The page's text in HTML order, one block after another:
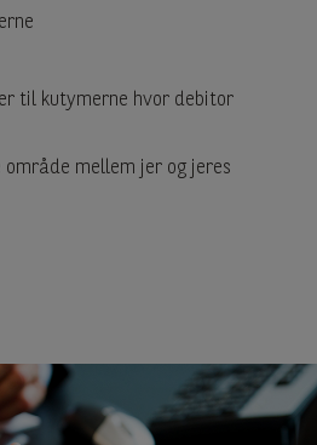
til kutymerne hvor debitor
mellem jer og jeres